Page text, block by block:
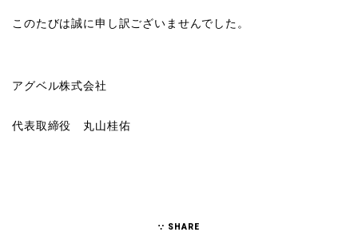
このたびは誠に申し訳ございませんでした。
アグベル株式会社
代表取締役 丸山桂佑
SHARE